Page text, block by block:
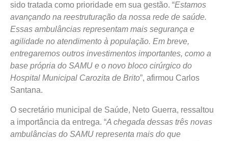
sido tratada como prioridade em sua gestão. “Estamos
avançando na reestruturação da nossa rede de saúde.
Essas ambulâncias representam mais segurança e
agilidade no atendimento à população. Em breve,
entregaremos outros investimentos importantes, como a
base própria do SAMU e o novo bloco cirúrgico do
Hospital Municipal Carozita de Brito”, afirmou Carlos
Santana.
O secretário municipal de Saúde, Neto Guerra, ressaltou
a importância da entrega. “A chegada dessas três novas
ambulâncias do SAMU representa mais do que